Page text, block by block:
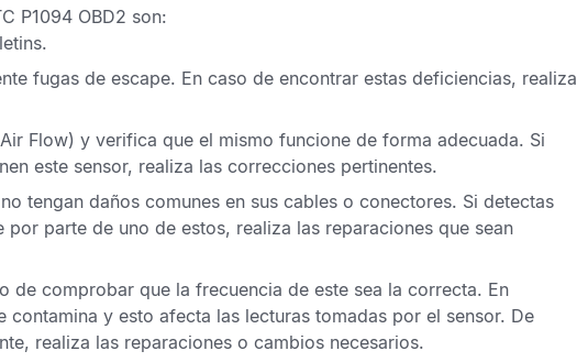
P1094 OBD2 son:
.
fugas de escape. En caso de encontrar estas deficiencias, realiza
Flow) y verifica que el mismo funcione de forma adecuada. Si
este sensor, realiza las correcciones pertinentes.
no tengan daños comunes en sus cables o conectores. Si detectas
parte de uno de estos, realiza las reparaciones que sean
de comprobar que la frecuencia de este sea la correcta. En
contamina y esto afecta las lecturas tomadas por el sensor. De
realiza las reparaciones o cambios necesarios.